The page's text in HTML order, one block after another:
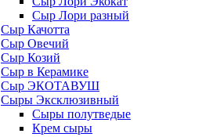
Сыр Лори разный
Сыр Качотта
Сыр Овечий
Сыр Козий
Сыр в Керамике
Сыр ЭКОТАВУШ
Сыры Эксклюзивный
Сыры полутведые
Крем сыры